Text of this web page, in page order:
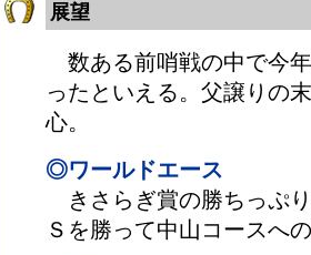
展望
数ある前哨戦の中で今
ったといえる。父譲りの
心。
◎ワールドエース
きさらぎ賞の勝ちっぷ
Ｓを勝って中山コースへ